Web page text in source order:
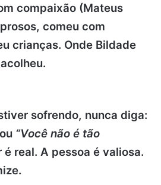
compaixão (Mateus
comeu com
crianças. Onde Bildade
sofrendo, nunca diga:
ou “Você não é tão
é real. A pessoa é valiosa.